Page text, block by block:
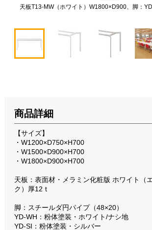
天板T13-MW（ホワイト）W1800×D900、脚：
商品詳細
【サイズ】
・W1200×D750×H700
・W1500×D900×H700
・W1800×D900×H700
天板：表面材・メラミン化粧版 ホワイト（
ク）厚12ｔ
脚：スチールダ円パイプ（48×20）
YD-WH：粉体塗装・ホワイト/ナシ地
YD-SI：粉体塗装・シルバー